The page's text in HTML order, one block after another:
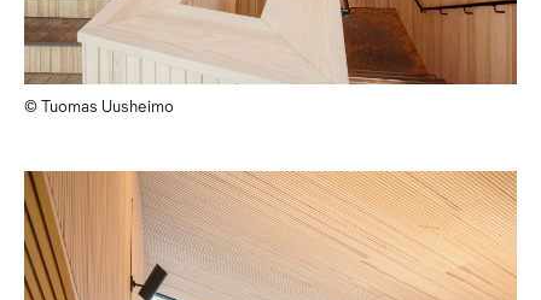
© Tuomas Uusheimo